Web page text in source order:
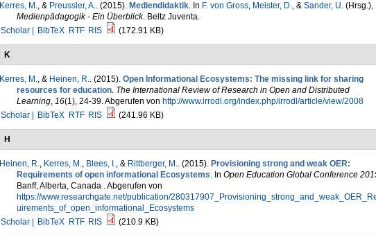
Kerres, M., & Preussler, A.. (2015). Mediendidaktik. In F. von Gross, Meister, D., & Sander, U.(Hrsg.),
Medienpädagogik - Ein Überblick. Beltz Juventa.
Scholar |
BibTeX RTF RIS (172.91 KB)
K
Kerres, M., & Heinen, R.. (2015). Open Informational Ecosystems: The missing link for sharing
resources for education. The International Review of Research in Open and Distributed
Learning, 16(1), 24-39. Abgerufen von http://www.irrodl.org/index.php/irrodl/article/view/2008
Scholar |
BibTeX RTF RIS (241.96 KB)
H
Heinen, R., Kerres, M., Blees, I., & Rittberger, M.. (2015). Provisioning strong and weak OER:
Requirements of open informational Ecosystems. In Open Education Global Conference
Banff, Alberta, Canada . Abgerufen von
https://www.researchgate.net/publication/
uirements_of_open_informational_Ecosystems
Scholar |
BibTeX RTF RIS (210.9 KB)